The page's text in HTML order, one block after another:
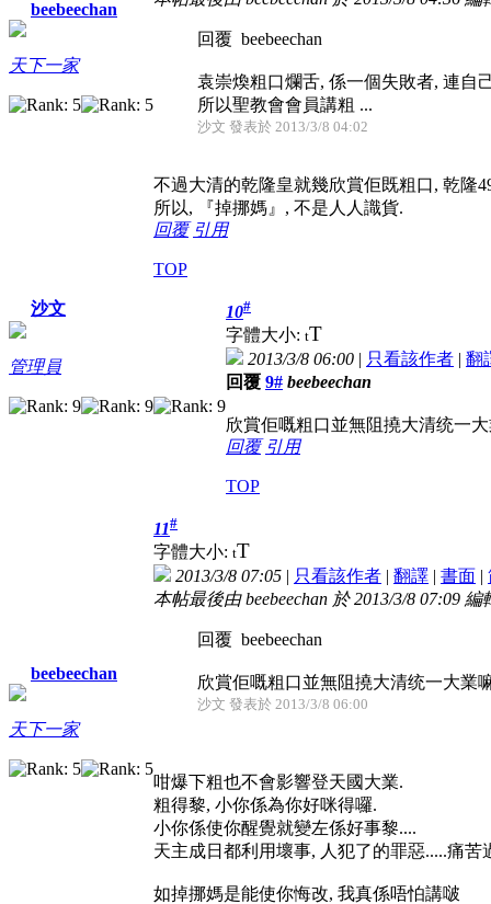
beebeechan
天下一家
回覆 beebeechan
袁崇煥粗口爛舌, 係一個失敗者, 連自
所以聖教會會員講粗 ...
沙文 發表於 2013/3/8 04:02
不過大清的乾隆皇就幾欣賞佢既粗口, 乾隆
所以, 『掉挪媽』, 不是人人識貨.
回覆 引用
TOP
沙文
管理員
10#
字體大小: tT
2013/3/8 06:00 | 只看該作者 | 翻
回覆 9# beebeechan
欣賞佢嘅粗口並無阻撓大清统一
回覆 引用
TOP
beebeechan
天下一家
11#
字體大小: tT
2013/3/8 07:05 | 只看該作者 | 翻譯 | 書面 |
本帖最後由 beebeechan 於 2013/3/8 07:09 編
回覆 beebeechan
欣賞佢嘅粗口並無阻撓大清统一大業
沙文 發表於 2013/3/8 06:00
咁爆下粗也不會影響登天國大業.
粗得黎, 小你係為你好咪得囉.
小你係使你醒覺就變左係好事黎....
天主成日都利用壞事, 人犯了的罪惡.....痛苦
如掉挪媽是能使你悔改, 我真係唔怕講啵